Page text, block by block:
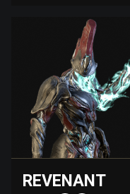
REVENANT